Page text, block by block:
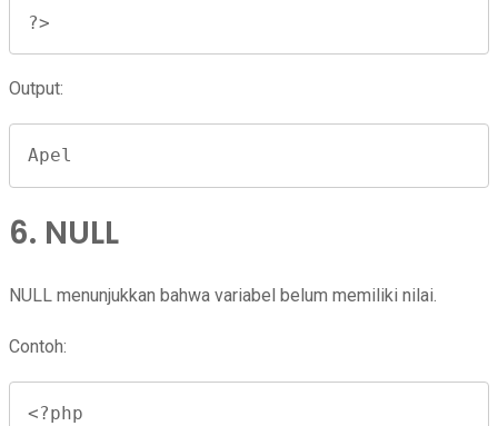
?>
Output:
Apel
6. NULL
NULL menunjukkan bahwa variabel belum memiliki nilai.
Contoh:
<?php